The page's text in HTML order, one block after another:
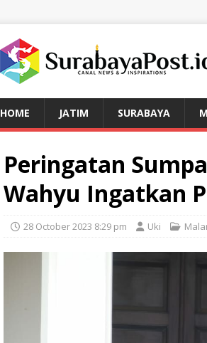
HOME JATIM SURABAYA
Peringatan
Wahyu Ingatkan
28 October 2023 8:29 pm Uki